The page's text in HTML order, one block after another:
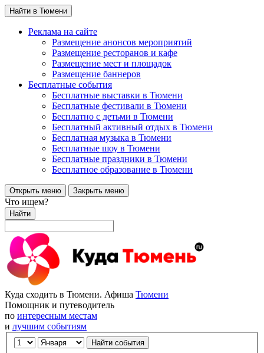
Найти в Тюмени
Реклама на сайте
Размещение анонсов мероприятий
Размещение ресторанов и кафе
Размещение мест и площадок
Размещение баннеров
Бесплатные события
Бесплатные выставки в Тюмени
Бесплатные фестивали в Тюмени
Бесплатно с детьми в Тюмени
Бесплатный активный отдых в Тюмени
Бесплатная музыка в Тюмени
Бесплатные шоу в Тюмени
Бесплатные праздники в Тюмени
Бесплатное образование в Тюмени
Открыть меню Закрыть меню
Что ищем?
Найти
Куда сходить в Тюмени. Афиша Тюмени
Помощник и путеводитель
по интересным местам
и лучшим событиям